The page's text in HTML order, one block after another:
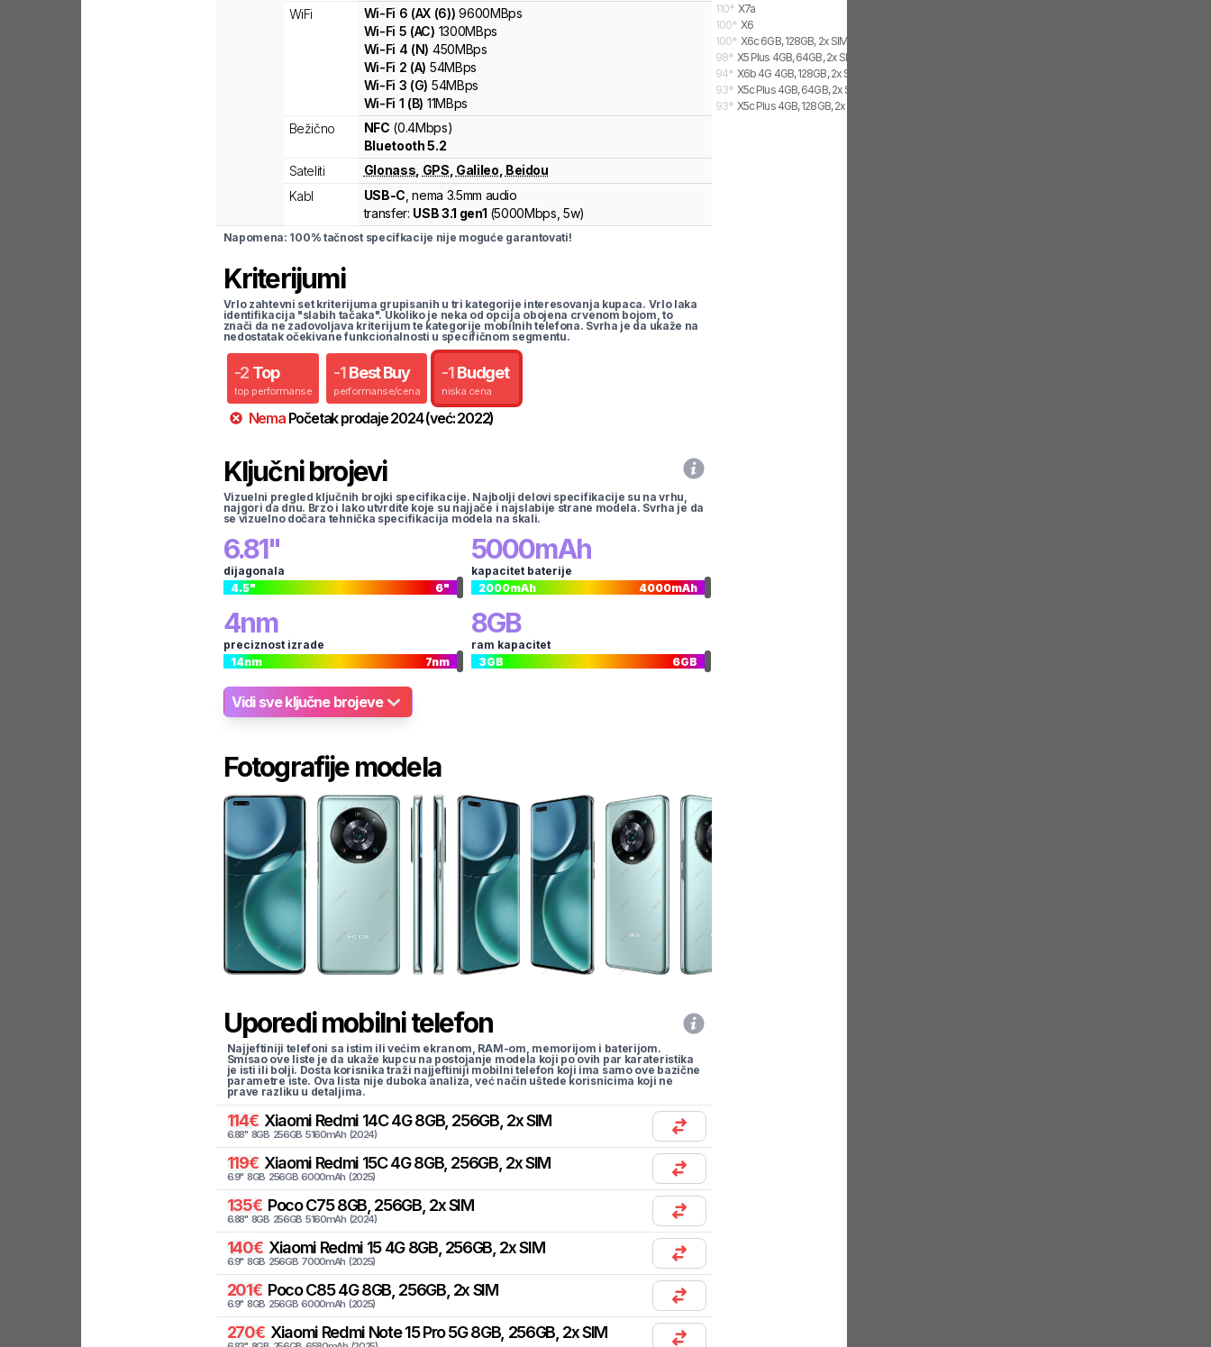
WiFi
Wi-Fi 6 (AX (6)) 9600MBps
Wi-Fi 5 (AC) 1300MBps
Wi-Fi 4 (N) 450MBps
Wi-Fi 2 (A) 54MBps
Wi-Fi 3 (G) 54MBps
Wi-Fi 1 (B) 11MBps
Bežično
NFC (0.4Mbps)
Bluetooth 5.2
Sateliti
Glonass GPS Galileo Beidou
Kabl
USB-C , nema 3.5mm audio
transfer: USB 3.1 gen1 (5000Mbps, 5w)
Napomena: 100% tačnost specifkacije nije moguće garantovati!
Kriterijumi
Vrlo zahtevni set kriterijuma grupisanih u tri kategorije interesovanja kupaca. Vrlo laka
identifikacija "slabih tačaka". Ukoliko je neka od opcija obojena crvenom bojom, to
znači da ne zadovoljava kriterijum te kategorije mobilnih telefona. Svrha je da ukaže na
nedostatak očekivane funkcionalnosti u specifičnom segmentu.
-2 Top
top performanse
-1 Best Buy
performanse/cena
-1 Budget
niska cena
Nema Početak prodaje2024(već:2022)
Ključni brojevi
Vizuelni pregled ključnih brojki specifikacije. Najbolji delovi specifikacije su na vrhu,
najgori da dnu. Brzo i lako utvrdite koje su najjače i najslabije strane modela. Svrha je da
se vizuelno dočara tehnička specifikacija modela na skali.
6.81"
dijagonala
4.5" 6"
5000mAh
kapacitet baterije
2000mAh 4000mAh
4nm
preciznost izrade
14nm 7nm
8GB
ram kapacitet
3GB 6GB
Vidi sve ključne brojeve
Fotografije modela
Uporedi mobilni telefon
Najjeftiniji telefoni sa istim ili većim ekranom, RAM-om, memorijom i baterijom.
Smisao ove liste je da ukaže kupcu na postojanje modela koji po ovih par karateristika
je isti ili bolji. Dosta korisnika traži najjeftiniji mobilni telefon koji ima samo ove bazične
parametre iste. Ova lista nije duboka analiza, već način uštede korisnicima koji ne
prave razliku u detaljima.
114€ Xiaomi Redmi 14C 4G 8GB, 256GB, 2x SIM
6.88" 8GB 256GB 5160mAh (2024)
119€ Xiaomi Redmi 15C 4G 8GB, 256GB, 2x SIM
6.9" 8GB 256GB 6000mAh (2025)
135€ Poco C75 8GB, 256GB, 2x SIM
6.88" 8GB 256GB 5160mAh (2024)
140€ Xiaomi Redmi 15 4G 8GB, 256GB, 2x SIM
6.9" 8GB 256GB 7000mAh (2025)
201€ Poco C85 4G 8GB, 256GB, 2x SIM
6.9" 8GB 256GB 6000mAh (2025)
270€ Xiaomi Redmi Note 15 Pro 5G 8GB, 256GB, 2x SIM
110* X7a
100* X6
100* X6c 6GB, 128GB, 2x SIM
98* X5 Plus 4GB, 64GB, 2x SIM
94* X6b 4G 4GB, 128GB, 2x SIM
93* X5c Plus 4GB, 64GB, 2x SIM
93* X5c Plus 4GB, 128GB, 2x SIM